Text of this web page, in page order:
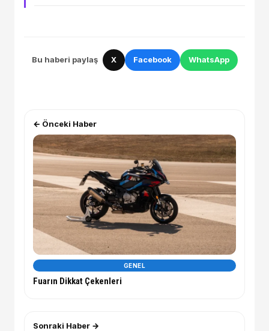
Bu haberi paylaş X Facebook WhatsApp
← Önceki Haber
GENEL
Fuarın Dikkat Çekenleri
Sonraki Haber →